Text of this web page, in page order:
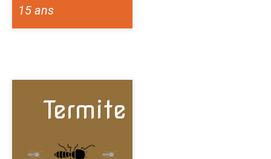
15 ans
Termite